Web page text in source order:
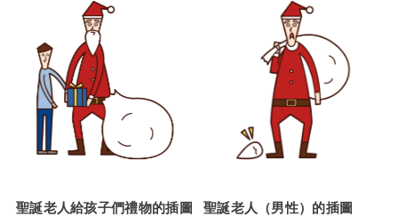
聖誕老人給孩子們禮物的插圖 聖誕老人（男性）的插圖